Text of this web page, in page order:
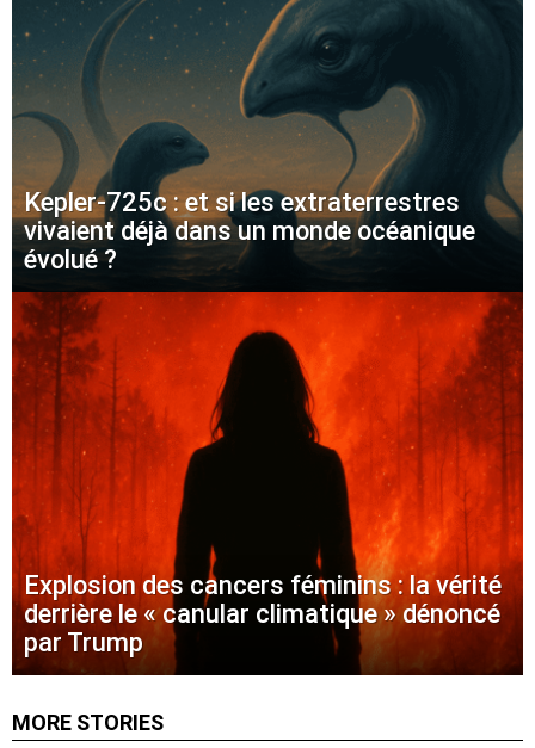
Kepler-725c : et si les extraterrestres
vivaient déjà dans un monde océanique
évolué ?
Explosion des cancers féminins : la vérité
derrière le « canular climatique » dénoncé
par Trump
MORE STORIES